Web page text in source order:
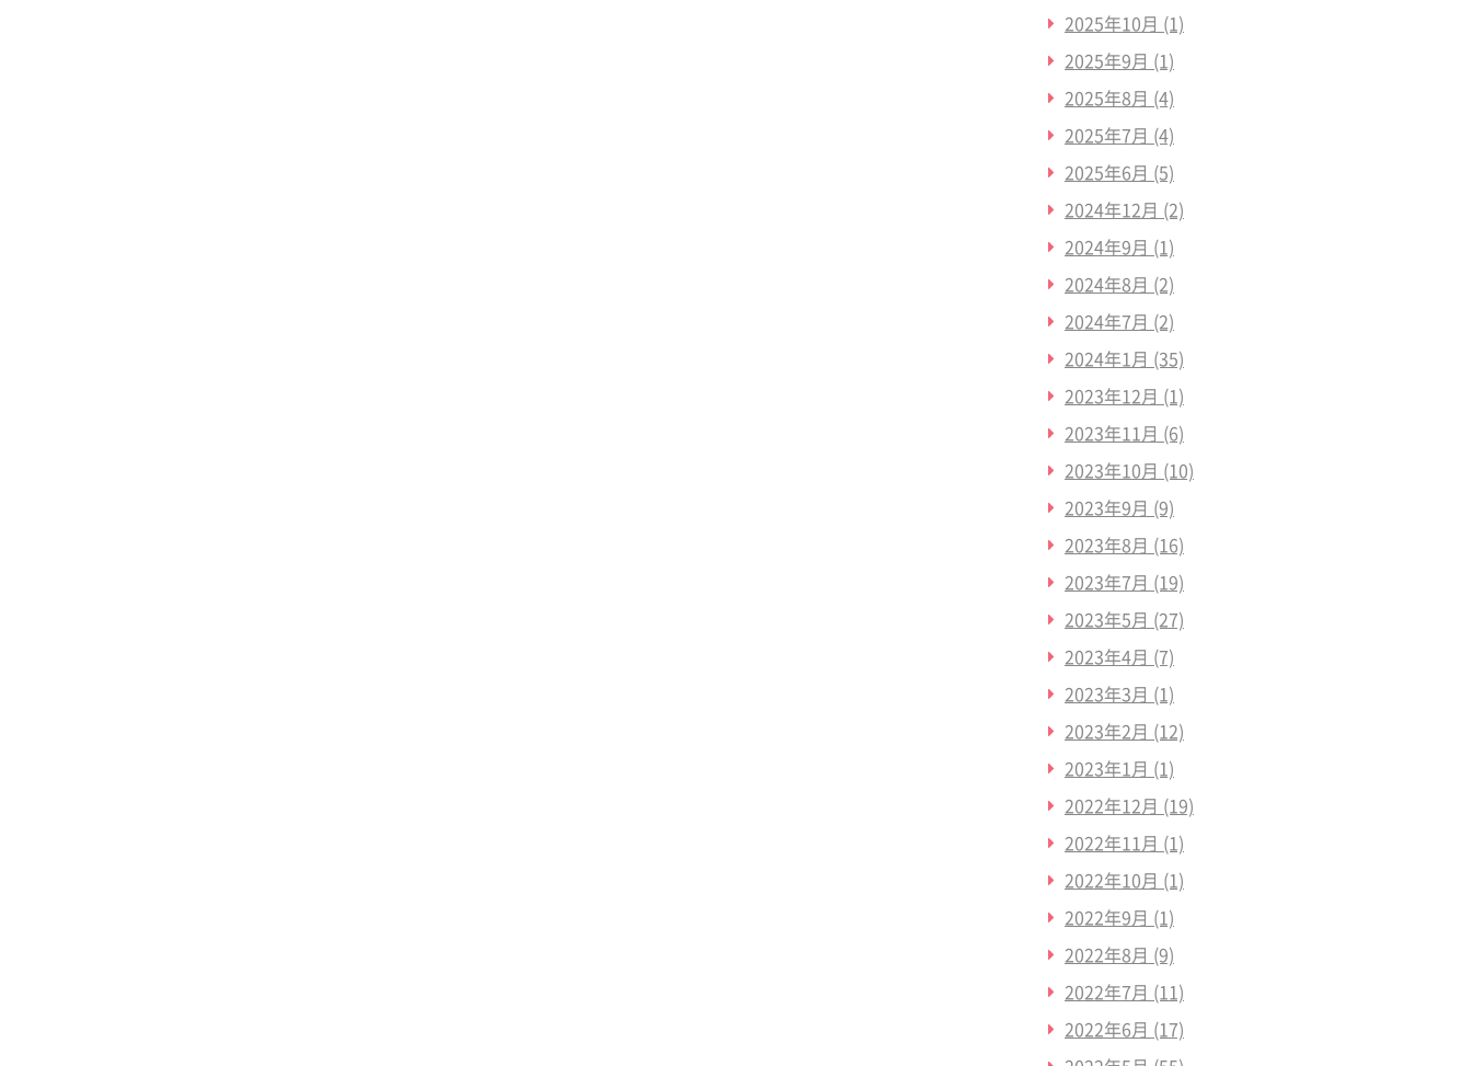
2025年10月 (1)
2025年9月 (1)
2025年8月 (4)
2025年7月 (4)
2025年6月 (5)
2024年12月 (2)
2024年9月 (1)
2024年8月 (2)
2024年7月 (2)
2024年1月 (35)
2023年12月 (1)
2023年11月 (6)
2023年10月 (10)
2023年9月 (9)
2023年8月 (16)
2023年7月 (19)
2023年5月 (27)
2023年4月 (7)
2023年3月 (1)
2023年2月 (12)
2023年1月 (1)
2022年12月 (19)
2022年11月 (1)
2022年10月 (1)
2022年9月 (1)
2022年8月 (9)
2022年7月 (11)
2022年6月 (17)